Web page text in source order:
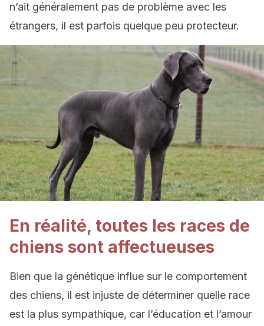
n’ait généralement pas de problème avec les
étrangers, il est parfois quelque peu protecteur.
En réalité, toutes les races de
chiens sont affectueuses
Bien que la génétique influe sur le comportement
des chiens, il est injuste de déterminer quelle race
est la plus sympathique, car l’éducation et l’amour